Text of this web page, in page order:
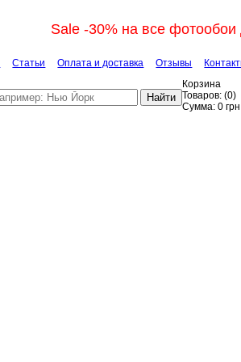
Sale -30% на все
Статьи Оплата и доставка Отзывы
Найти
Корзина
Товаров: (0)
Сумма: 0 грн